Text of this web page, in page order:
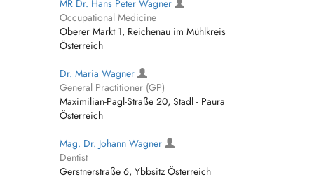
MR Dr. Hans Peter Wagner
Occupational Medicine
Oberer Markt 1, Reichenau im Mühlkreis
Österreich
Dr. Maria Wagner
General Practitioner (GP)
Maximilian-Pagl-Straße 20, Stadl - Paura
Österreich
Mag. Dr. Johann Wagner
Dentist
Gerstnerstraße 6, Ybbsitz Österreich